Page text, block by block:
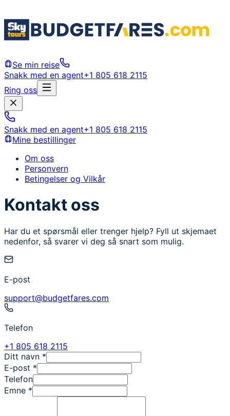
Se min reise
Snakk med en agent+1 805 618 2115
Ring oss
Snakk med en agent+1 805 618 2115
Mine bestillinger
Om oss
Personvern
Betingelser og Vilkår
Kontakt oss
Har du et spørsmål eller trenger hjelp? Fyll ut skjemaet
nedenfor, så svarer vi deg så snart som mulig.
E-post
support@budgetfares.com
Telefon
+1 805 618 2115
Ditt navn *
E-post *
Telefon
Emne *